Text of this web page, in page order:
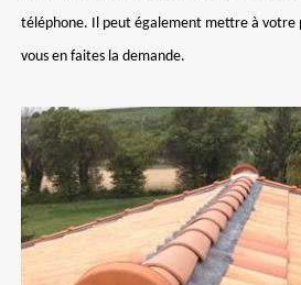
téléphone. Il peut également mettre à votre
vous en faites la demande.